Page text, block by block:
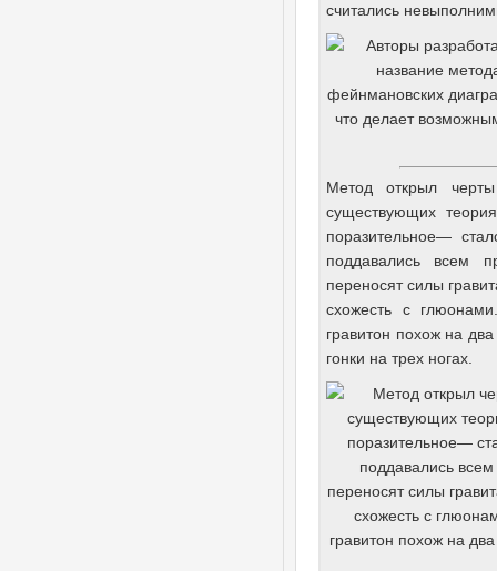
считались
Метод открыл
существующих
поразительное—
поддавались всем
переносят силы
схожесть с
гравитон похож на
гонки на трех ногах.